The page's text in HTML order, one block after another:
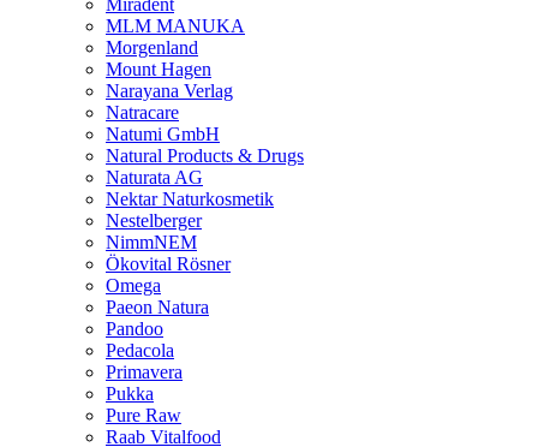
MLM MANUKA
Morgenland
Mount Hagen
Narayana Verlag
Natracare
Natumi GmbH
Natural Products & Drugs
Naturata AG
Nektar Naturkosmetik
Nestelberger
NimmNEM
Ökovital Rösner
Omega
Paeon Natura
Pandoo
Pedacola
Primavera
Pukka
Pure Raw
Raab Vitalfood